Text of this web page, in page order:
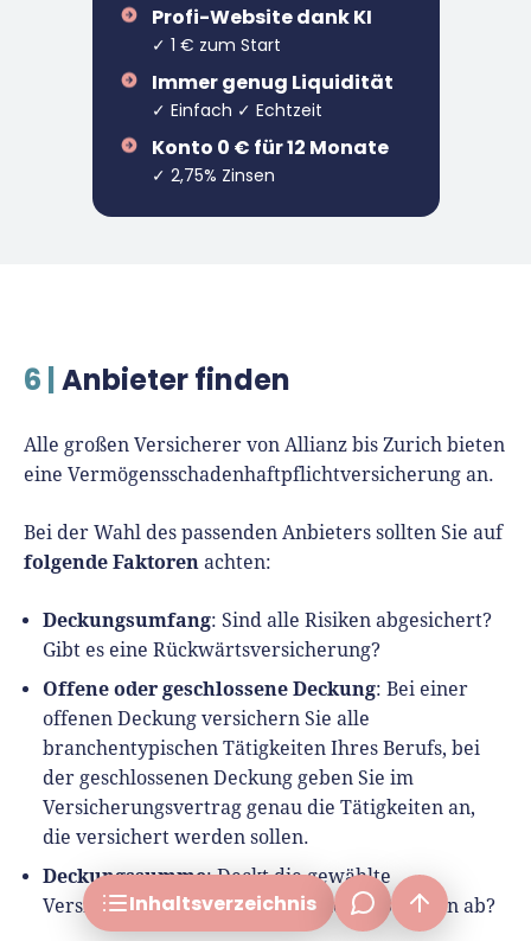
Profi-Website dank KI
✓ 1 € zum Start
Immer genug Liquidität
✓ Einfach ✓ Echtzeit
Konto 0 € für 12 Monate
✓ 2,75% Zinsen
6 |Anbieter finden
Alle großen Versicherer von Allianz bis Zurich bieten
eine Vermögensschadenhaftpflichtversicherung an.
Bei der Wahl des passenden Anbieters sollten Sie auf
folgende Faktoren achten:
Deckungsumfang: Sind alle Risiken abgesichert?
Gibt es eine Rückwärtsversicherung?
Offene oder geschlossene Deckung: Bei einer
offenen Deckung versichern Sie alle
branchentypischen Tätigkeiten Ihres Berufs, bei
der geschlossenen Deckung geben Sie im
Versicherungsvertrag genau die Tätigkeiten an,
die versichert werden sollen.
Deckungssumme: Deckt die gewählte
Versicherungssumme alle möglichen Schäden ab?
Vermögensschadenhaftpflichtversicherung?
Wer braucht sie?
Was deckt sie ab?
Leistungen und Kosten
Höhe der Deckungssumme
Anbieter finden
Unser Fazit
Inhalts­verzeichnis
frage[at]fuer-gruender.de